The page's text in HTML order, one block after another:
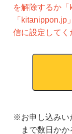
を解除するか
「kitanippon.jp
信に設定してく
※お申し込みい
まで数日かか